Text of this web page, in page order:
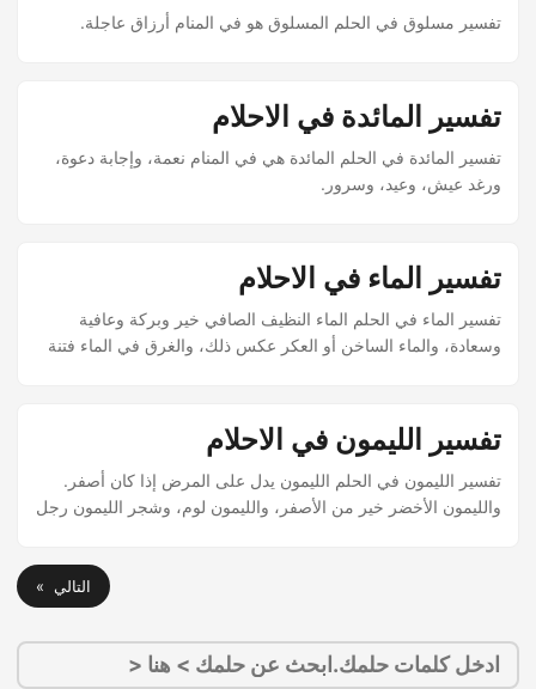
تفسير مسلوق في الحلم المسلوق هو في المنام أرزاق عاجلة.
تفسير المائدة في الاحلام
تفسير المائدة في الحلم المائدة هي في المنام نعمة، وإجابة دعوة،
ورغد عيش، وعيد، وسرور.
تفسير الماء في الاحلام
تفسير الماء في الحلم الماء النظيف الصافي خير وبركة وعافية
وسعادة، والماء الساخن أو العكر عكس ذلك، والغرق في الماء فتنة
تفسير الليمون في الاحلام
تفسير الليمون في الحلم الليمون يدل على المرض إذا كان أصفر.
والليمون الأخضر خير من الأصفر، والليمون لوم، وشجر الليمون رجل
التالي »